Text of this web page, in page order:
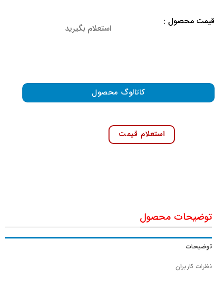
قیمت محصول :
استعلام بگیرید
کاتالوگ محصول
استعلام قیمت
توضیحات محصول
توضیحات
نظرات کاربران